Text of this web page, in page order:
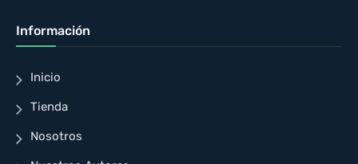
Información
Inicio
Tienda
Nosotros